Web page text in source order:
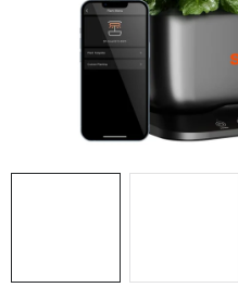
Datenschutzerklärung